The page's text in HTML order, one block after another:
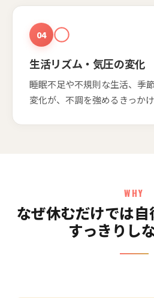
04
生活リズム・気圧の変化
睡眠不足や不規則な生活、季
変化が、不調を強めるきっかけ
WHY
なぜ休むだけでは
すっきりし